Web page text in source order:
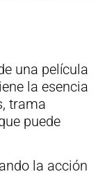
una película
la esencia
trama
puede
la acción